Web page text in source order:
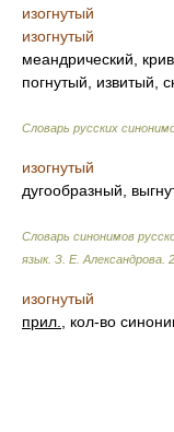
изогнутый
изогнутый
меандрический,
погнутый, извитый,
Словарь русских
изогнутый
дугообразный,
Словарь синонимов
язык. З. Е. Александрова
изогнутый
прил.
, кол-во